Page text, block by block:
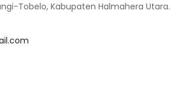
Tobelo, Kabupaten Halmahera Utara.